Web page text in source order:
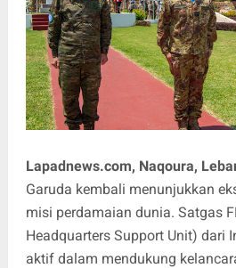
Lapadnews.com, Naqoura,
Garuda kembali menunjukkan
misi perdamaian dunia. Satgas
Headquarters Support Unit) dari
aktif dalam mendukung